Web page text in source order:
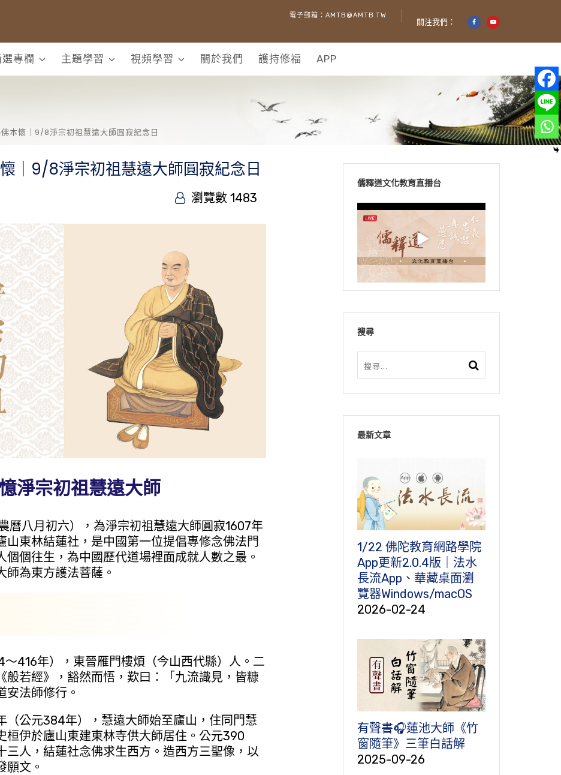
電子郵箱：AMTB@AMTB.TW
關注我們：
專欄 主題學習 視頻學習 關於我們 護持修福 APP
本懷｜9/8淨宗初祖慧遠大師圓寂紀念日
｜9/8淨宗初祖慧遠大師圓寂紀念日
瀏覽數 1483
淨宗初祖慧遠大師
八月初六），為淨宗初祖慧遠大師圓寂1607年
山東林結蓮社，是中國第一位提倡專修念佛法門
個個往生，為中國歷代道場裡面成就人數之最。
師為東方護法菩薩。
年），東晉雁門樓煩（今山西代縣）人。二
般若經》，豁然而悟，歎曰：「九流識見，皆糠
安法師修行。
公元384年），慧遠大師始至廬山，住同門慧
桓伊於廬山東建東林寺供大師居住。公元390
三人，結蓮社念佛求生西方。造西方三聖像，以
願文。
儒釋道文化教育直播台
搜尋
最新文章
1/22 佛陀教育網路學院
App更新2.0.4版｜法水
長流App、華藏桌面瀏
覽器Windows/macOS
2026-02-24
有聲書🎧蓮池大師《竹
窗隨筆》三筆白話解
2025-09-26